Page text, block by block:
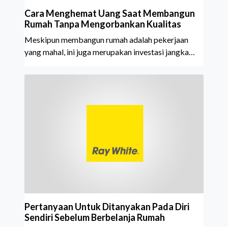
Cara Menghemat Uang Saat Membangun
Rumah Tanpa Mengorbankan Kualitas
Meskipun membangun rumah adalah pekerjaan
yang mahal, ini juga merupakan investasi jangka
Anda dapat memaksimalkan investasi tersebut.
Pertanyaan Untuk Ditanyakan Pada Diri
Sendiri Sebelum Berbelanja Rumah